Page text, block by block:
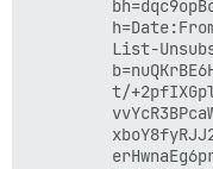
List-
t/